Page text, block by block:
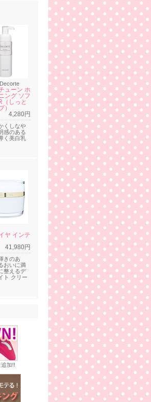
ューン ホ
ング ソフ
（しっと
）
4,280円
くしなや
感のある
く美白乳
ヤ インテ
41,980円
きのあ
おいに満
整えるデ
ト クリー
加!!